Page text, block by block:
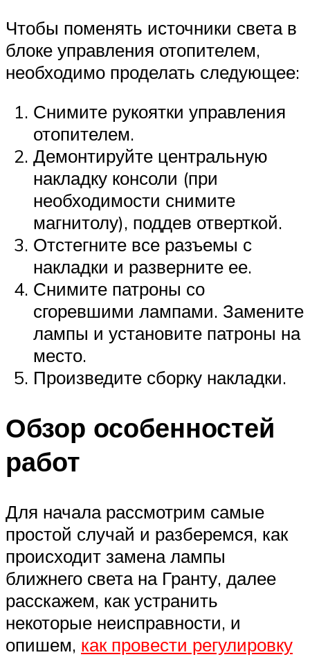
Чтобы поменять источники света в
блоке управления отопителем,
необходимо проделать следующее:
Снимите рукоятки управления
отопителем.
Демонтируйте центральную
накладку консоли (при
необходимости снимите
магнитолу), поддев отверткой.
Отстегните все разъемы с
накладки и разверните ее.
Снимите патроны со
сгоревшими лампами. Замените
лампы и установите патроны на
место.
Произведите сборку накладки.
Обзор особенностей
работ
Для начала рассмотрим самые
простой случай и разберемся, как
происходит замена лампы
ближнего света на Гранту, далее
расскажем, как устранить
некоторые неисправности, и
опишем, как провести регулировку